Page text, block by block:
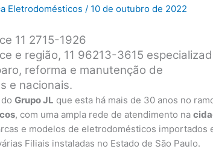
Eletrodomésticos/ 10 de outubro de 2022
11 2715-1926
e região, 11 96213-3615
reforma e manutenção de
e nacionais.
doGrupo JL que esta há mais de 30 anos no
, com uma ampla rede de atendimento na
e modelos de eletrodomésticos importados
Filiais instaladas no Estado de São Paulo.